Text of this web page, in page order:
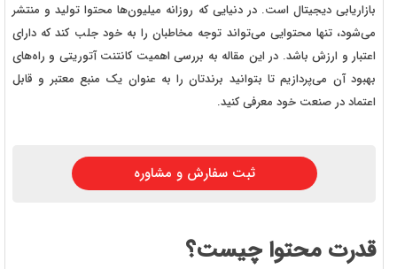
بازاریابی دیجیتال است. در دنیایی که روزانه میلیون‌ها محتوا تولید و منتشر
می‌شود، تنها محتوایی می‌تواند توجه مخاطبان را به خود جلب کند که دارای
اعتبار و ارزش باشد. در این مقاله به بررسی اهمیت کانتنت آتوریتی و راه‌های
بهبود آن می‌پردازیم تا بتوانید برندتان را به عنوان یک منبع معتبر و قابل
اعتماد در صنعت خود معرفی کنید.
ثبت سفارش و مشاوره
قدرت محتوا چیست؟